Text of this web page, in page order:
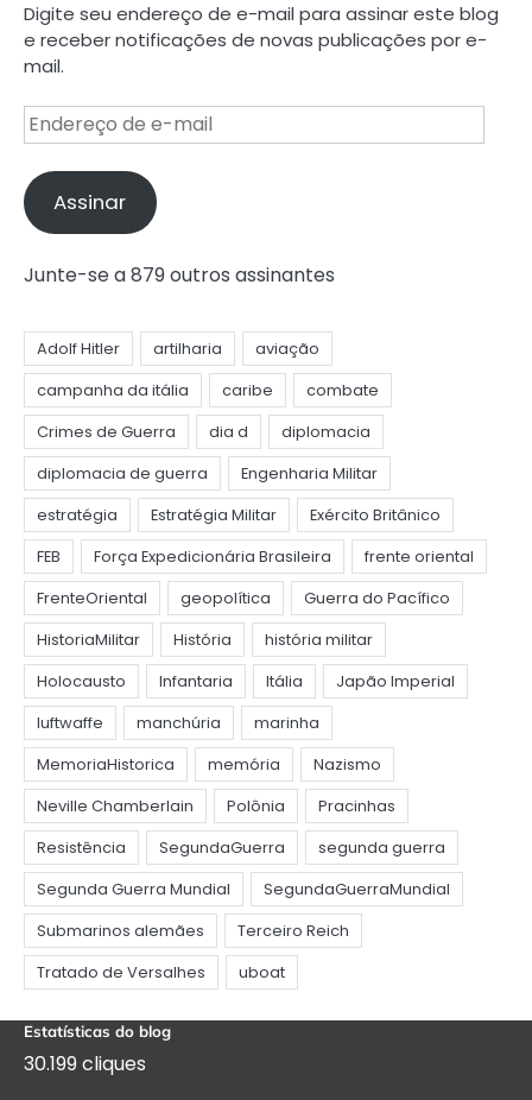
Digite seu endereço de e-mail para assinar este blog
e receber notificações de novas publicações por e-
mail.
Endereço
de
e-
mailAssinar
Junte-se a 879 outros assinantes
Estatísticas do blog
30.199 cliques